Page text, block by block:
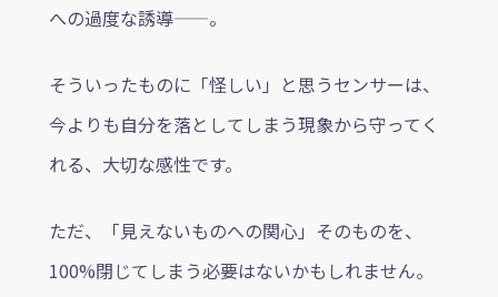
への過度な誘導——。
そういったものに「怪しい」と思うセンサーは、
今よりも自分を落としてしまう現象から守ってく
れる、大切な感性です。
ただ、「見えないものへの関心」そのものを、
100%閉じてしまう必要はないかもしれません。